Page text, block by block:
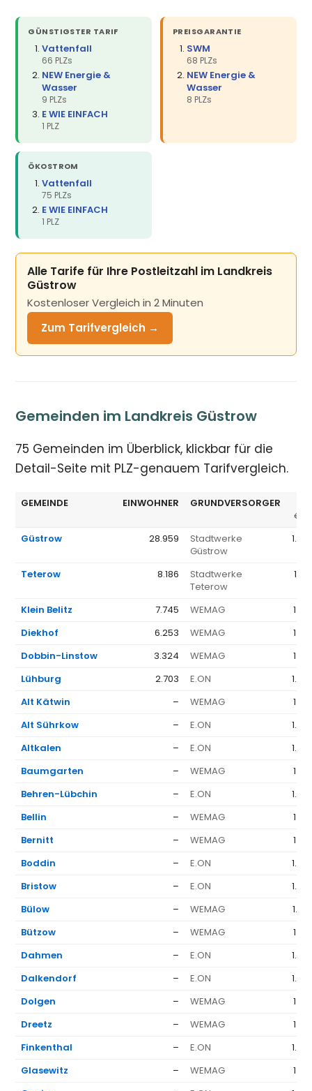
GÜNSTIGSTER TARIF
Vattenfall
66 PLZs
NEW Energie &
Wasser
9 PLZs
E WIE EINFACH
1 PLZ
PREISGARANTIE
SWM
68 PLZs
NEW Energie &
Wasser
8 PLZs
ÖKOSTROM
Vattenfall
75 PLZs
E WIE EINFACH
1 PLZ
Alle Tarife für Ihre Postleitzahl im Landkreis
Güstrow
Kostenloser Vergleich in 2 Minuten
Zum Tarifvergleich →
Gemeinden im Landkreis Güstrow
75 Gemeinden im Überblick, klickbar für die
Detail-Seite mit PLZ-genauem Tarifvergleich.
GEMEINDE EINWOHNER GRUNDVERSORGER
€/
Güstrow 28.959
Stadtwerke
Güstrow
Teterow 8.186
Stadtwerke
Teterow
Klein Belitz 7.745 WEMAG
Diekhof
6.253 WEMAG
Dobbin-Linstow
3.324 WEMAG
Lühburg
2.703 E.ON
Alt Kätwin
– WEMAG
Alt Sührkow
– E.ON
Altkalen
– E.ON
Baumgarten
– WEMAG
Behren-Lübchin
– E.ON
Bellin
– WEMAG
Bernitt
– WEMAG
Boddin
– E.ON
Bristow
– E.ON
Bülow
– WEMAG
Bützow
– WEMAG
Dahmen
– E.ON
Dalkendorf
– E.ON
Dolgen
– WEMAG
Dreetz
– WEMAG
Finkenthal
– E.ON
Glasewitz
– WEMAG